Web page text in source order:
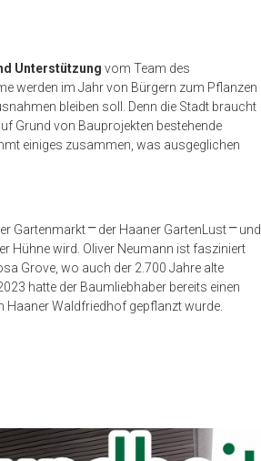
Unterstützung vom Team des
werden im Jahr von Bürgern zum Pflanzen
bleiben soll. Denn die Stadt braucht
Grund von Bauprojekten bestehende
einiges zusammen, was ausgeglichen
Gartenmarkt ⎻ der Haaner GartenLust ⎻ und
Hühne wird. Oliver Neumann ist fasziniert
Grove, wo auch der 2.700 Jahre alte
hatte der Baumliebhaber bereits einen
Haaner Waldfriedhof gepflanzt wurde.